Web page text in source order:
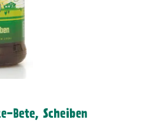
Bete, Scheiben